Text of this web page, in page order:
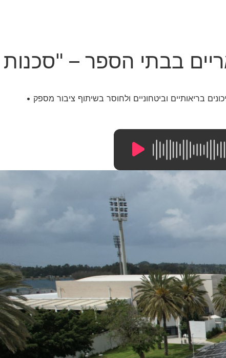
בבתי הספר – "סכנות
בריאותיים וביטחוניים ולחוסר בשיתוף ציבור מספק •